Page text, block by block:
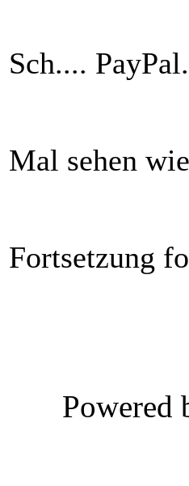
Sch.... PayPal.
Mal sehen
Fortsetzung
Powered